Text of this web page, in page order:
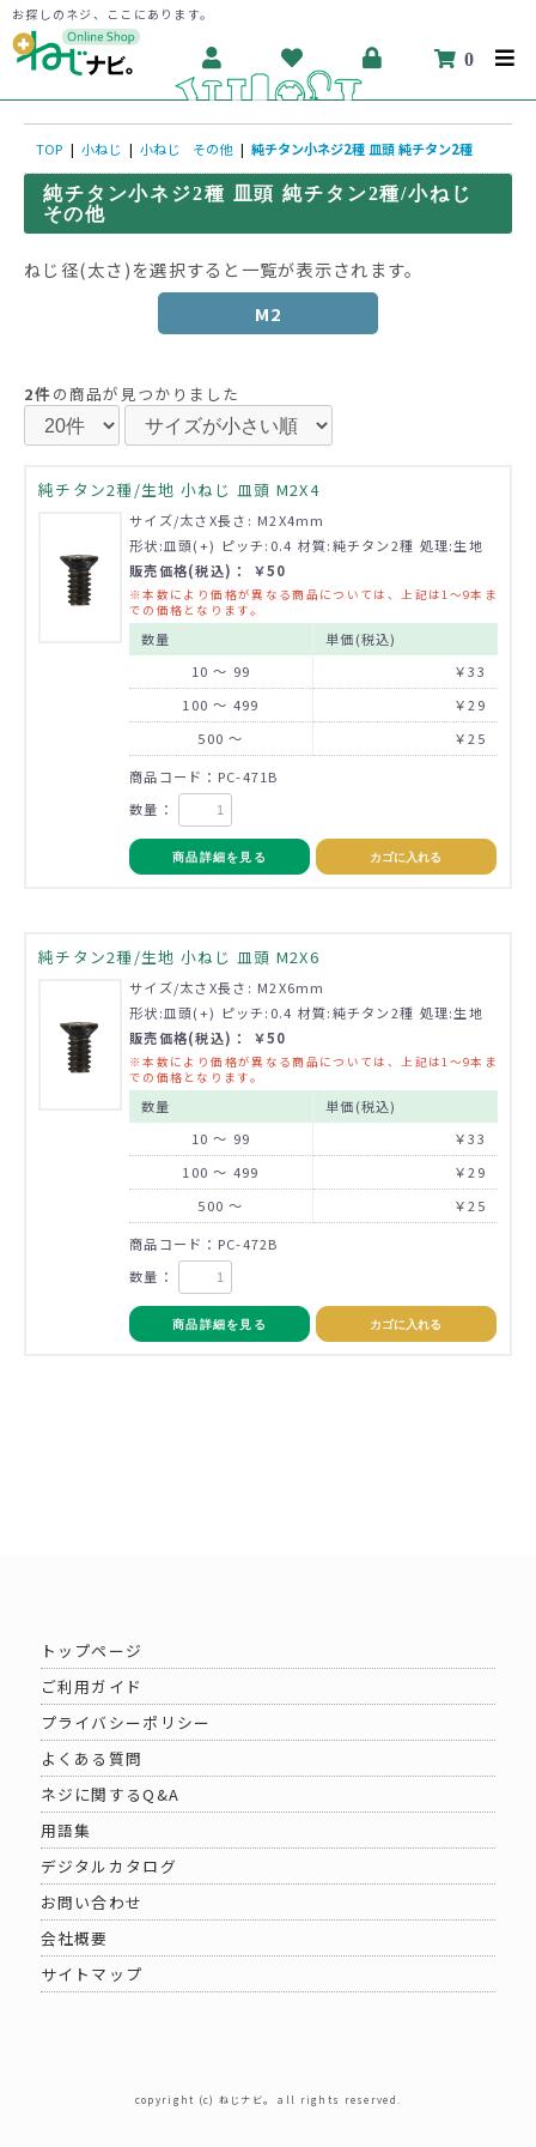
お探しのネジ、ここにあります。
0
TOP | 小ねじ | 小ねじ その他 | 純チタン小ネジ2種 皿頭 純チタン2種
純チタン小ネジ2種 皿頭 純チタン2種/小ねじ
その他
ねじ径(太さ)を選択すると一覧が表示されます。
M2
2件の商品が見つかりました
純チタン2種/生地 小ねじ 皿頭 M2X4
サイズ/太さX長さ: M2X4mm
形状:皿頭(+) ピッチ:0.4 材質:純チタン2種 処理:生地
販売価格(税込)： ￥50
※本数により価格が異なる商品については、上記は1～9本ま
での価格となります。
数量
単価(税込)
10 ～ 99
￥33
100 ～ 499
￥29
500 ～
￥25
商品コード：PC-471B
数量：
商品詳細を見る カゴに入れる
純チタン2種/生地 小ねじ 皿頭 M2X6
サイズ/太さX長さ: M2X6mm
形状:皿頭(+) ピッチ:0.4 材質:純チタン2種 処理:生地
販売価格(税込)： ￥50
※本数により価格が異なる商品については、上記は1～9本ま
での価格となります。
数量
単価(税込)
10 ～ 99
￥33
100 ～ 499
￥29
500 ～
￥25
商品コード：PC-472B
数量：
商品詳細を見る カゴに入れる
トップページ
ご利用ガイド
プライバシーポリシー
よくある質問
ネジに関するQ&A
用語集
デジタルカタログ
お問い合わせ
会社概要
サイトマップ
copyright (c) ねじナビ。 all rights reserved.